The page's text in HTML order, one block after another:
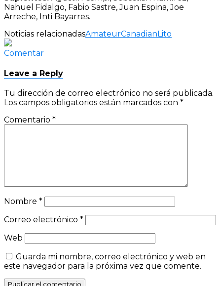
Nahuel Fidalgo, Fabio Sastre, Juan Espina, Joe
Arreche, Inti Bayarres.
Noticias relacionadasAmateurCanadian Lito
Comentar
Leave a Reply
Tu dirección de correo electrónico no será publicada.
Los campos obligatorios están marcados con *
Comentario *
Nombre *
Correo electrónico *
Web
Guarda mi nombre, correo electrónico y web en
este navegador para la próxima vez que comente.